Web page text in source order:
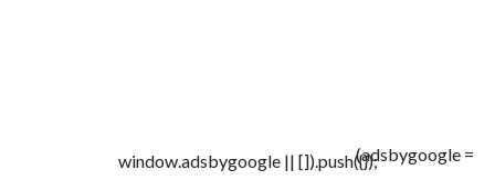
(adsbygoogle =
window.adsbygoogle || []).push({});